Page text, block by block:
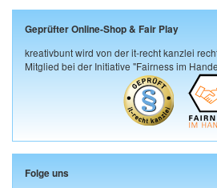
Geprüfter Online-Shop & Fair Play
kreativbunt wird von der it-recht kanzlei
Mitglied bei der Initiative "Fairness im
Folge uns